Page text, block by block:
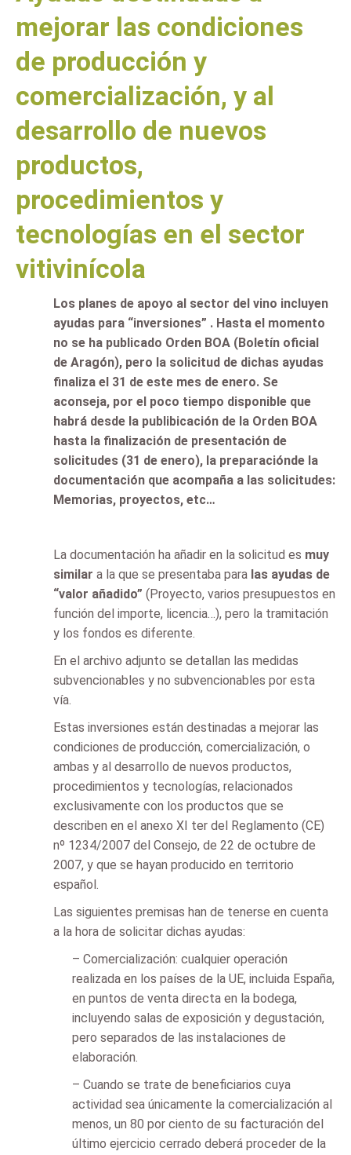
mejorar las condiciones
de producción y
comercialización, y al
desarrollo de nuevos
productos,
procedimientos y
tecnologías en el sector
vitivinícola
Los planes de apoyo al sector del vino incluyen
ayudas para “inversiones” . Hasta el momento
no se ha publicado Orden BOA (Boletín oficial
de Aragón), pero la solicitud de dichas ayudas
finaliza el 31 de este mes de enero. Se
aconseja, por el poco tiempo disponible que
habrá desde la publibicación de la Orden BOA
hasta la finalización de presentación de
solicitudes (31 de enero), la preparaciónde la
documentación que acompaña a las solicitudes:
Memorias, proyectos, etc…
La documentación ha añadir en la solicitud es muy
similar a la que se presentaba para las ayudas de
“valor añadido” (Proyecto, varios presupuestos en
función del importe, licencia…), pero la tramitación
y los fondos es diferente.
En el archivo adjunto se detallan las medidas
subvencionables y no subvencionables por esta
vía.
Estas inversiones están destinadas a mejorar las
condiciones de producción, comercialización, o
ambas y al desarrollo de nuevos productos,
procedimientos y tecnologías, relacionados
exclusivamente con los productos que se
describen en el anexo XI ter del Reglamento (CE)
nº 1234/2007 del Consejo, de 22 de octubre de
2007, y que se hayan producido en territorio
español.
Las siguientes premisas han de tenerse en cuenta
a la hora de solicitar dichas ayudas:
– Comercialización: cualquier operación
realizada en los países de la UE, incluida España,
en puntos de venta directa en la bodega,
incluyendo salas de exposición y degustación,
pero separados de las instalaciones de
elaboración.
– Cuando se trate de beneficiarios cuya
actividad sea únicamente la comercialización al
menos, un 80 por ciento de su facturación del
último ejercicio cerrado deberá proceder de la